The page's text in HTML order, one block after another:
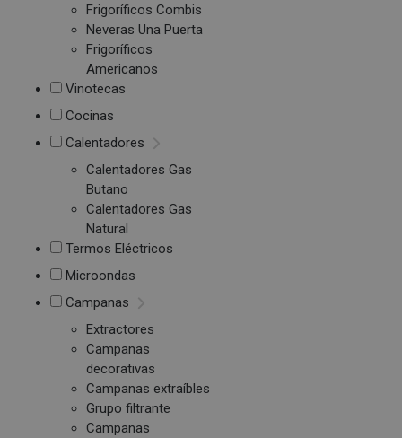
Frigoríficos Combis
Neveras Una Puerta
Frigoríficos
Americanos
Vinotecas
Cocinas
Calentadores
Calentadores Gas
Butano
Calentadores Gas
Natural
Termos Eléctricos
Microondas
Campanas
Extractores
Campanas
decorativas
Campanas extraíbles
Grupo filtrante
Campanas